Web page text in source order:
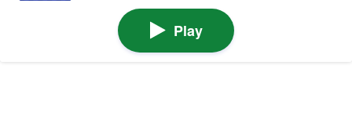
Play